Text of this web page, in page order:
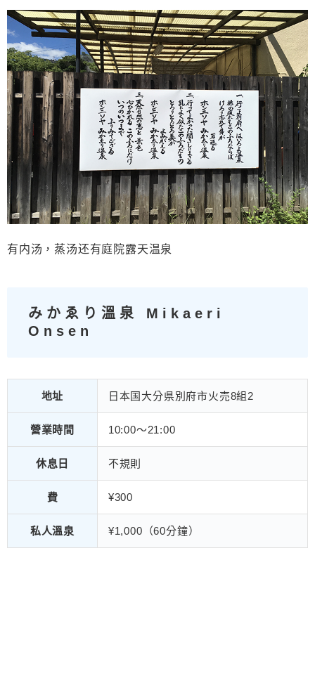
有内汤，蒸汤还有庭院露天温泉
みかゑり溫泉 Mikaeri
Onsen
地址 日本国大分県別府市火売8組2
營業時間 10:00〜21:00
休息日 不規則
費 ¥300
私人溫泉 ¥1,000（60分鐘）